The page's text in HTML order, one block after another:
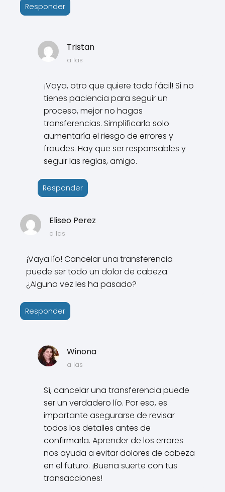
Responder
Tristan
a las
¡Vaya, otro que quiere todo fácil! Si no
tienes paciencia para seguir un
proceso, mejor no hagas
transferencias. Simplificarlo solo
aumentaría el riesgo de errores y
fraudes. Hay que ser responsables y
seguir las reglas, amigo.
Responder
Eliseo Perez
a las
¡Vaya lío! Cancelar una transferencia
puede ser todo un dolor de cabeza.
¿Alguna vez les ha pasado?
Responder
Winona
a las
Sí, cancelar una transferencia puede
ser un verdadero lío. Por eso, es
importante asegurarse de revisar
todos los detalles antes de
confirmarla. Aprender de los errores
nos ayuda a evitar dolores de cabeza
en el futuro. ¡Buena suerte con tus
transacciones!